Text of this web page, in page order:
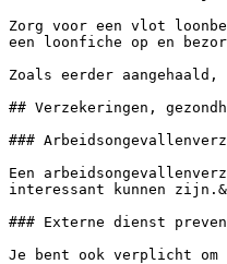
Zorg voor een vlot
een loonfiche op en
Zoals eerder
## Verzekeringen,
###
Een
interessant kunnen
### Externe dienst
Je bent ook verplicht om